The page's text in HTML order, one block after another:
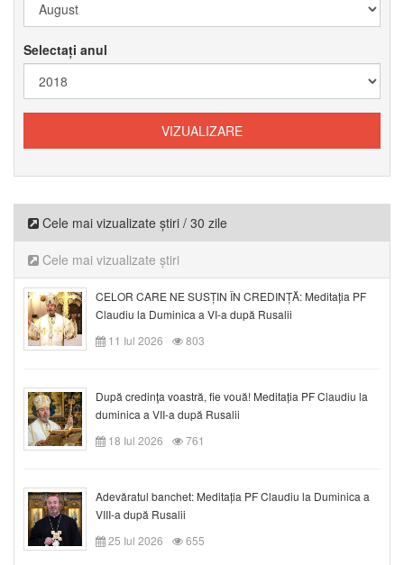
Selectați anul
Cele mai vizualizate știri / 30 zile
Cele mai vizualizate știri
CELOR CARE NE SUSȚIN ÎN CREDINȚĂ: Meditația PF
Claudiu la Duminica a VI-a după Rusalii
11 Iul 2026
803
După credinţa voastră, fie vouă! Meditația PF Claudiu la
duminica a VII-a după Rusalii
18 Iul 2026
761
Adevăratul banchet: Meditația PF Claudiu la Duminica a
VIII-a după Rusalii
25 Iul 2026
655